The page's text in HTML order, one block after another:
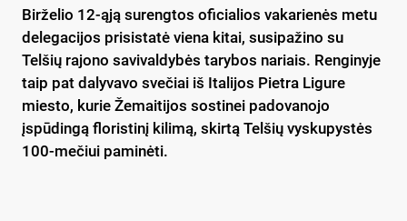
Birželio 12-ąją surengtos oficialios vakarienės metu
delegacijos prisistatė viena kitai, susipažino su
Telšių rajono savivaldybės tarybos nariais. Renginyje
taip pat dalyvavo svečiai iš Italijos Pietra Ligure
miesto, kurie Žemaitijos sostinei padovanojo
įspūdingą floristinį kilimą, skirtą Telšių vyskupystės
100-mečiui paminėti.